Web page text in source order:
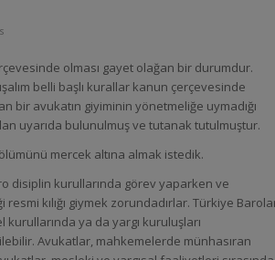
olması gayet olağan bir durumdur.
belli başlı kurallar kanun çerçevesinde
bir avukatın giyiminin yönetmeliğe uymadığı
uyarıda bulunulmuş ve tutanak tutulmuştur.
mercek altına almak istedik.
disiplin kurullarında görev yaparken ve
kılığı giymek zorundadırlar. Türkiye
ya da yargı kuruluşları
Avukatlar, mahkemelerde münhasıran